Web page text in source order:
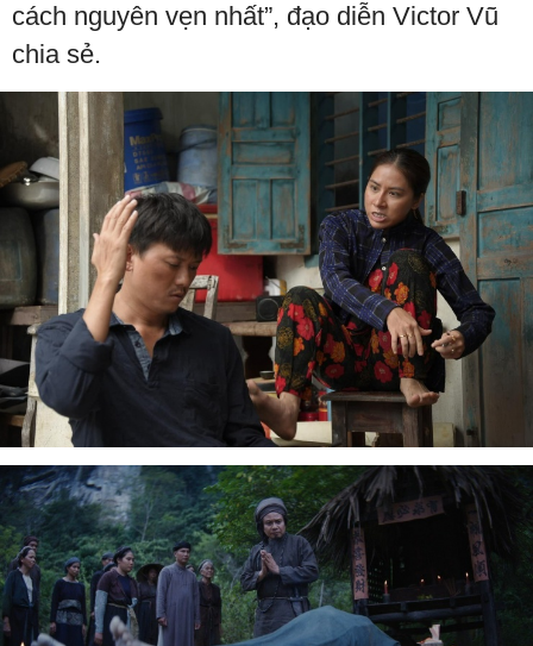
cách nguyên vẹn nhất”, đạo diễn Victor Vũ
chia sẻ.